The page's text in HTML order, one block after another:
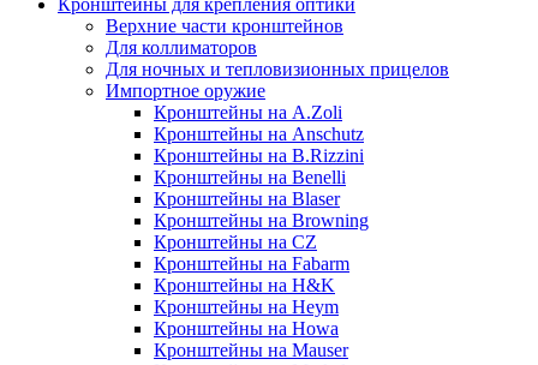
Кронштейны для крепления оптики
Верхние части кронштейнов
Для коллиматоров
Для ночных и тепловизионных прицелов
Импортное оружие
Кронштейны на A.Zoli
Кронштейны на Anschutz
Кронштейны на B.Rizzini
Кронштейны на Benelli
Кронштейны на Blaser
Кронштейны на Browning
Кронштейны на CZ
Кронштейны на Fabarm
Кронштейны на H&K
Кронштейны на Heym
Кронштейны на Howa
Кронштейны на Mauser